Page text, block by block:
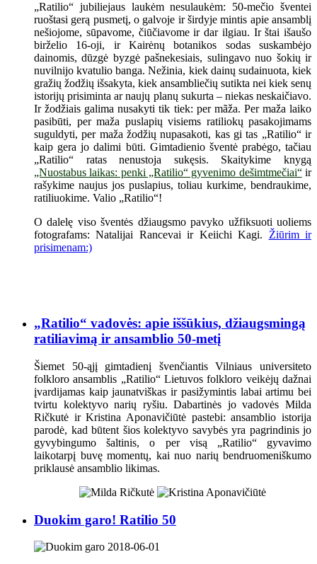
„Ratilio“ jubiliejaus laukėm nesulaukėm: 50-mečio šventei
ruoštasi gerą pusmetį, o galvoje ir širdyje mintis apie ansamblį
nešiojome, sūpavome, čiūčiavome ir dar ilgiau. Ir štai išaušo
birželio 16-oji, ir Kairėnų botanikos sodas suskambėjo
dainomis, dūzgė byzgė pašnekesiais, sulingavo nuo šokių ir
nuvilnijo kvatulio banga. Nežinia, kiek dainų sudainuota, kiek
gražių žodžių išsakyta, kiek ansambliečių sutikta nei kiek senų
istorijų prisiminta ar naujų planų sukurta – niekas neskaičiavo.
Ir žodžiais galima nusakyti tik tiek: per mãža. Per maža laiko
pasibūti, per maža puslapių visiems ratiliokų pasakojimams
suguldyti, per maža žodžių nupasakoti, kas gi tas „Ratilio“ ir
kaip gera jo dalimi būti. Gimtadienio šventė prabėgo, tačiau
„Ratilio“ ratas nenustoja sukęsis. Skaitykime knygą
„Nuostabus laikas: penki „Ratilio“ gyvenimo dešimtmečiai“ir
rašykime naujus jos puslapius, toliau kurkime, bendraukime,
ratiliuokime. Valio „Ratilio“!
O dalelę viso šventės džiaugsmo pavyko užfiksuoti uoliems
fotografams: Natalijai Rancevai ir Keiichi Kagi. Žiūrim ir
prisimenam:)
„Ratilio“ vadovės: apie iššūkius, džiaugsmingą
ratiliavimą ir ansamblio 50-metį
Šiemet 50-ąjį gimtadienį švenčiantis Vilniaus universiteto
folkloro ansamblis „Ratilio“ Lietuvos folkloro veikėjų dažnai
įvardijamas kaip jaunatviškas ir pasižymintis labai artimu bei
tvirtu kolektyvo narių ryšiu. Dabartinės jo vadovės Milda
Ričkutė ir Kristina Aponavičiūtė pastebi: ansamblio istorija
parodė, kad būtent šios kolektyvo savybės yra pagrindinis jo
gyvybingumo šaltinis, o per visą „Ratilio“ gyvavimo
laikotarpį buvę momentų, kai nuo narių bendruomeniškumo
priklausė ansamblio likimas.
Duokim garo! Ratilio 50